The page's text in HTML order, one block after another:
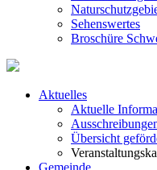
Sehenswertes
Broschüre
Aktuelles
Aktuelle
Übersicht
Gemeinde